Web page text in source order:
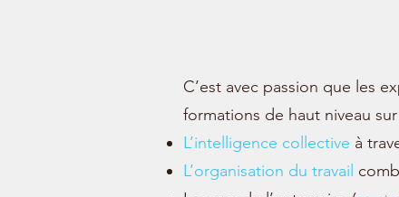
C’est avec passion que les
formations de haut niveau
L’intelligence collective à
L’organisation du travail